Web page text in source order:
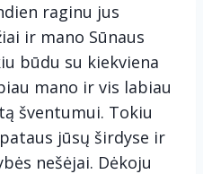
raginu jus
ir mano Sūnaus
būdu su kiekviena
mano ir vis labiau
šventumui. Tokiu
jūsų širdyse ir
nešėjai. Dėkoju